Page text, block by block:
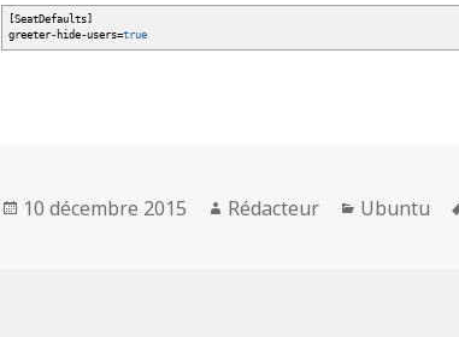
[SeatDefaults
greeter-hide-users=true
Publié
10 décembre 2015 Auteur
Rédacteur Catégories
Ubuntu